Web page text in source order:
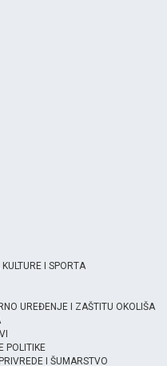
I SPORTA
UREĐENJE I ZAŠTITU OKOLIŠA
POLITIKE
I ŠUMARSTVO